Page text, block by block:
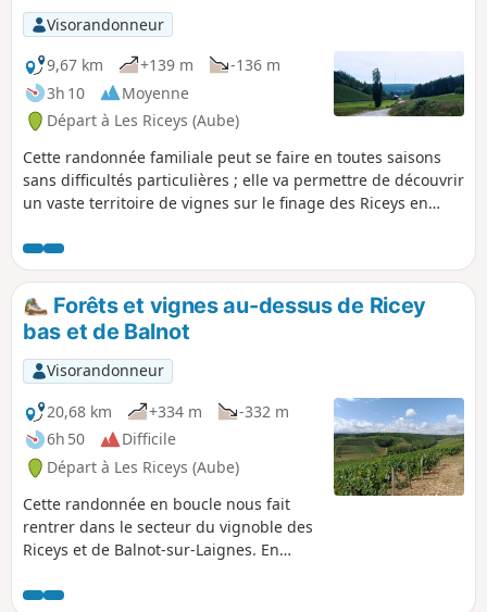
Visorandonneur
9,67 km
+139 m
-136 m
3h 10
Moyenne
Départ à Les Riceys (Aube)
Cette randonnée familiale peut se faire en toutes saisons
sans difficultés particulières ; elle va permettre de découvrir
un vaste territoire de vignes sur le finage des Riceys en
que j'appelle un col bien identifiable ; un arbre isolé et une
cabane de vigneron se détachent sur l'horizon et derrière
lequel on pourrait descendre vers la vallée de la Sarce et les
communes d'Avirey Lingey et Bagneux la Fosse;; au "col"
vers l'Est la vue est étendue sur le village de Ricey Bas et au
delà vers d'autres Bar.
Forêts et vignes au-dessus de Ricey
bas et de Balnot
Visorandonneur
20,68 km
+334 m
-332 m
6h 50
Difficile
Départ à Les Riceys (Aube)
Cette randonnée en boucle nous fait
rentrer dans le secteur du vignoble des
Riceys et de Balnot-sur-Laignes. En
en remontant le cours de la Laignes et